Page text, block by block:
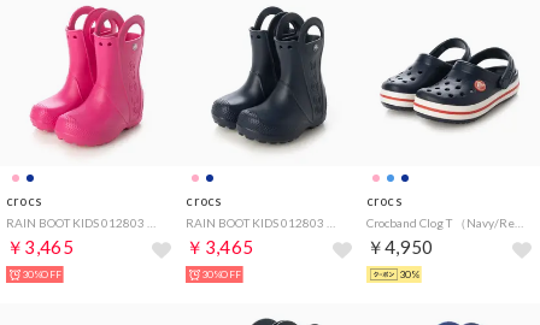
crocs
￥3,465
30%OFF
crocs
￥3,465
30%OFF
crocs
Crocband Clog T （Navy/Red）
￥4,950
30%